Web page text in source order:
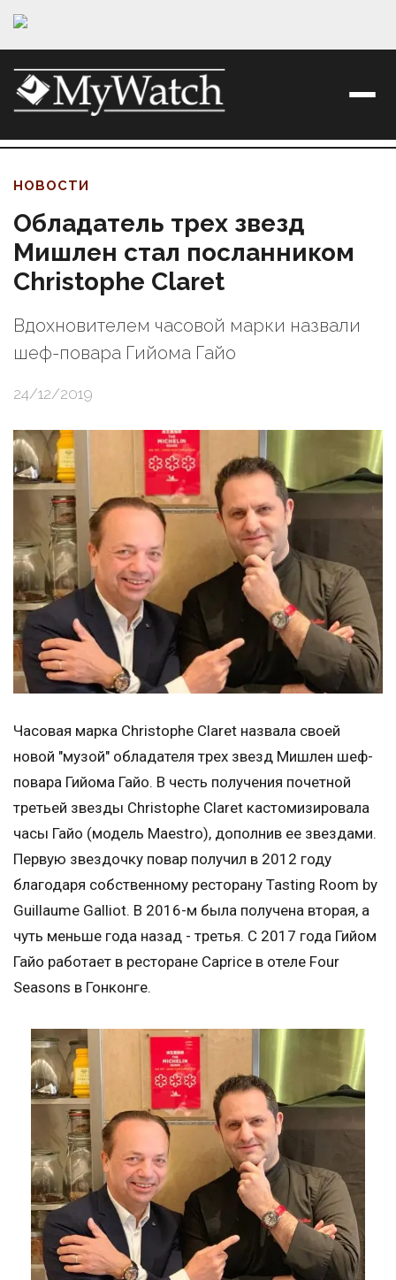
НОВОСТИ
Обладатель трех звезд
Мишлен стал посланником
Christophe Claret
Вдохновителем часовой марки назвали
шеф-повара Гийома Гайо
24/12/2019
Часовая марка Christophe Claret назвала своей
новой "музой" обладателя трех звезд Мишлен шеф-
повара Гийома Гайо. В честь получения почетной
третьей звезды Christophe Claret кастомизировала
часы Гайо (модель Maestro), дополнив ее звездами.
Первую звездочку повар получил в 2012 году
благодаря собственному ресторану Tasting Room by
Guillaume Galliot. В 2016-м была получена вторая, а
чуть меньше года назад - третья. С 2017 года Гийом
Гайо работает в ресторане Caprice в отеле Four
Seasons в Гонконге.